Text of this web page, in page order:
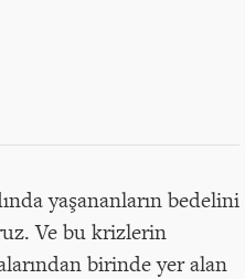
yaşananların bedelini
Ve bu krizlerin
birinde yer alan